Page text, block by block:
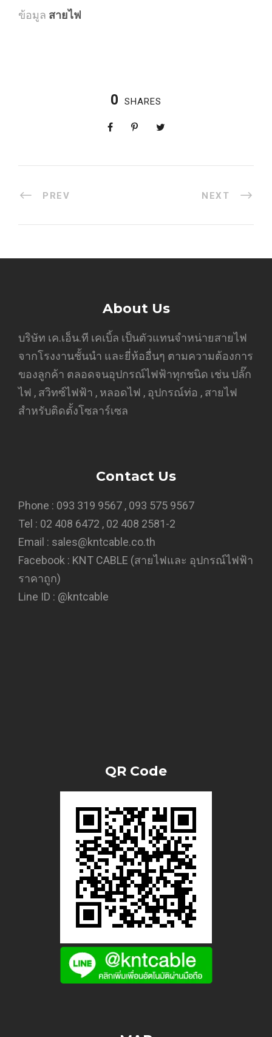
ข้อมูล สายไฟ
0 SHARES
PREV NEXT
About Us
บริษัท เค.เอ็น.ที เคเบิ้ล เป็นตัวแทนจำหน่ายสายไฟ
จากโรงงานชั้นนำ และยี่ห้ออื่นๆ ตามความต้องการ
ของลูกค้า ตลอดจนอุปกรณ์ไฟฟ้าทุกชนิด เช่น ปลั๊ก
ไฟ , สวิทซ์ไฟฟ้า , หลอดไฟ , อุปกรณ์ท่อ , สายไฟ
สำหรับติดตั้งโซลาร์เซล
Contact Us
Phone : 093 319 9567 , 093 575 9567
Tel : 02 408 6472 , 02 408 2581-2
Email : sales@kntcable.co.th
Facebook : KNT CABLE (สายไฟและ อุปกรณ์ไฟฟ้า
ราคาถูก)
Line ID : @kntcable
QR Code